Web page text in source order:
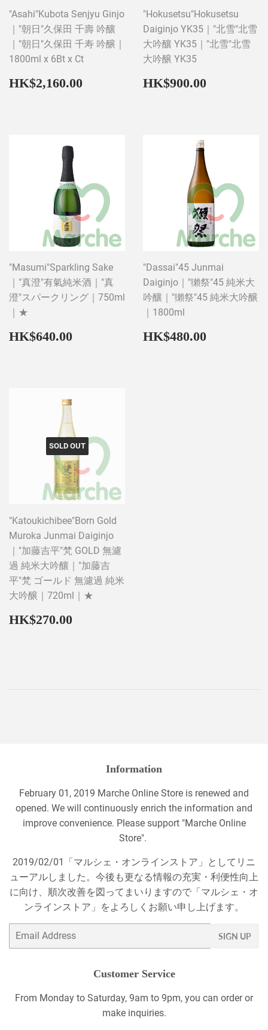
"Asahi"Kubota Senjyu Ginjo
｜"朝日"久保田 千壽 吟釀
｜"朝日"久保田 千寿 吟醸｜
1800ml x 6Bt x Ct
Regular
price
HK$2,160.00 HK$2,160.00
"Hokusetsu"Hokusetsu
Daiginjo YK35｜"北雪"北雪
大吟釀 YK35｜"北雪"北雪
大吟醸 YK35
Regular
price
HK$900.00
"Masumi"Sparkling Sake
｜"真澄"有氣純米酒｜"真
澄"スパークリング｜750ml
｜★
Regular
price
HK$640.00 HK$640.00
"Dassai"45 Junmai
Daiginjo｜"獺祭"45 純米大
吟釀｜"獺祭"45 純米大吟醸
｜1800ml
Regular
price
HK$480.00
SOLD OUT
"Katoukichibee"Born Gold
Muroka Junmai Daiginjo
｜"加藤吉平"梵 GOLD 無濾
過 純米大吟釀｜"加藤吉
平"梵 ゴールド 無濾過 純米
大吟醸｜720ml｜★
Regular
price
HK$270.00
Information
February 01, 2019 Marche Online Store is renewed and
opened. We will continuously enrich the information and
improve convenience. Please support "Marche Online
Store".
2019/02/01「マルシェ・オンラインストア」としてリニ
ューアルしました。今後も更なる情報の充実・利便性向上
に向け、順次改善を図ってまいりますので「マルシェ・オ
ンラインストア」をよろしくお願い申し上げます。
Email
SIGN UP
Customer Service
From Monday to Saturday, 9am to 9pm, you can order or
make inquiries.